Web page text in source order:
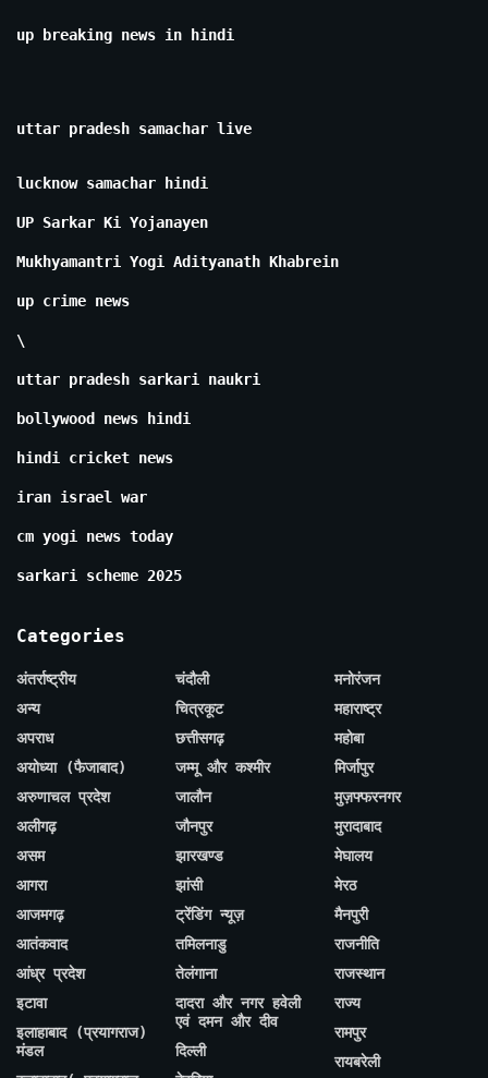
up breaking news in hindi
uttar pradesh samachar live
lucknow samachar hindi
UP Sarkar Ki Yojanayen
Mukhyamantri Yogi Adityanath Khabrein
up crime news
\
uttar pradesh sarkari naukri
bollywood news hindi
hindi cricket news
iran israel war
cm yogi news today
sarkari scheme 2025
Categories
अंतर्राष्ट्रीय
अन्य
अपराध
अयोध्या (फैजाबाद)
अरुणाचल प्रदेश
अलीगढ़
असम
आगरा
आजमगढ़
आतंकवाद
आंध्र प्रदेश
इटावा
इलाहाबाद (प्रयागराज)
मंडल
चंदौली
चित्रकूट
छत्तीसगढ़
जम्मू और कश्मीर
जालौन
जौनपुर
झारखण्ड
झांसी
ट्रेंडिंग न्यूज़
तमिलनाडु
तेलंगाना
दादरा और नगर हवेली
एवं दमन और दीव
दिल्ली
मनोरंजन
महाराष्ट्र
महोबा
मिर्जापुर
मुज़फ्फरनगर
मुरादाबाद
मेघालय
मेरठ
मैनपुरी
राजनीति
राजस्थान
राज्य
रामपुर
रायबरेली